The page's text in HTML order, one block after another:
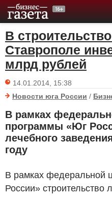
В
Ставрополе
млрд рублей
14.01.2014, 15:38
Новости юга России /
В рамках
программы «Юг
лечебного
году
В рамках федеральной
России» строительство